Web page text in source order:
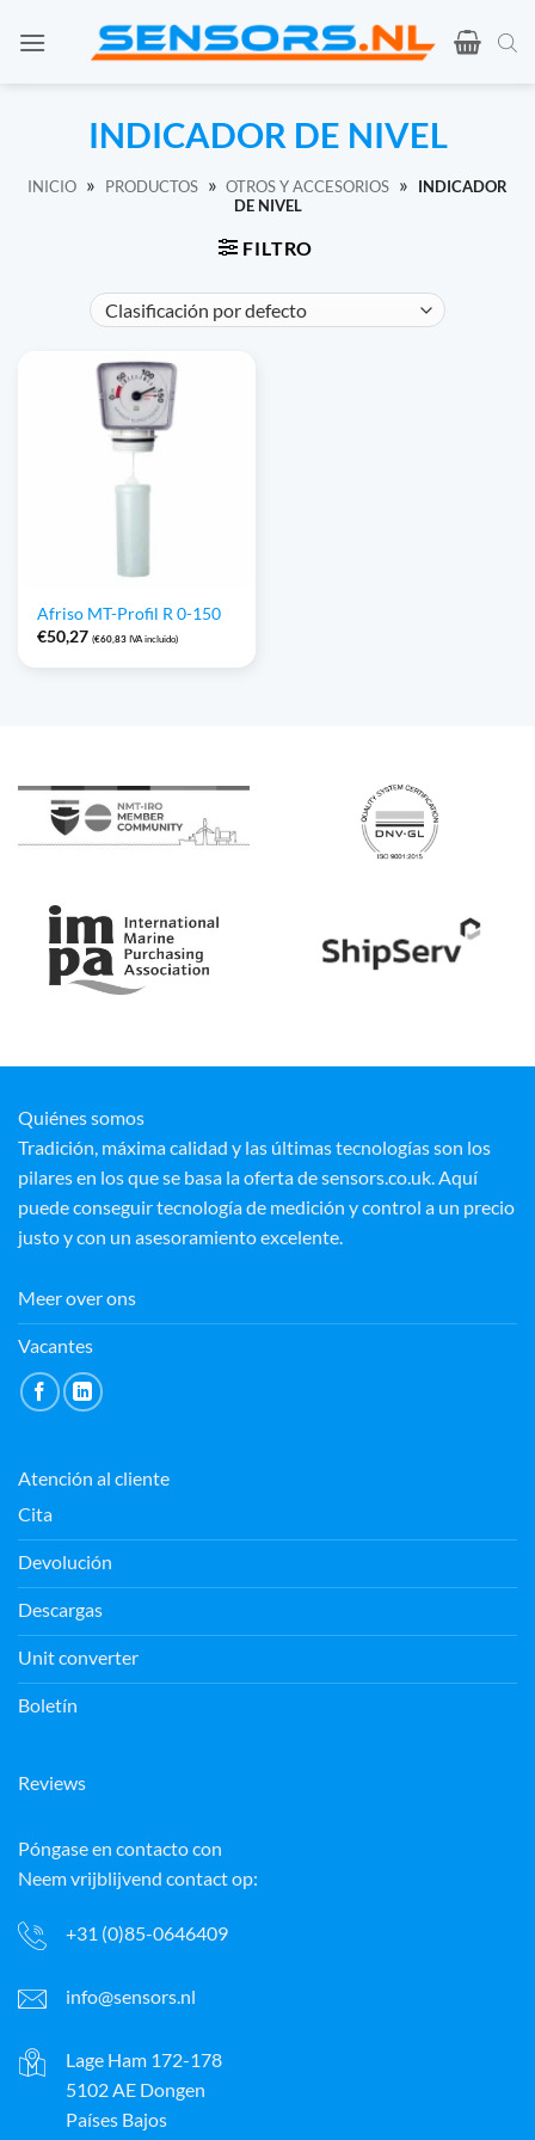
INDICADOR DE NIVEL
INICIO » PRODUCTOS » OTROS Y ACCESORIOS »
INDICADOR
DE NIVEL
FILTRO
Afriso MT-Profil R 0-150
€50,27 (€60,83 IVA incluido)
Quiénes somos
Tradición, máxima calidad y las últimas tecnologías son los
pilares en los que se basa la oferta de sensors.co.uk. Aquí
puede conseguir tecnología de medición y control a un precio
justo y con un asesoramiento excelente.
Meer over ons
Vacantes
Atención al cliente
Cita
Devolución
Descargas
Unit converter
Boletín
Reviews
Póngase en contacto con
Neem vrijblijvend contact op:
+31 (0)85-0646409
info@sensors.nl
Lage Ham 172-178
5102 AE Dongen
Países Bajos